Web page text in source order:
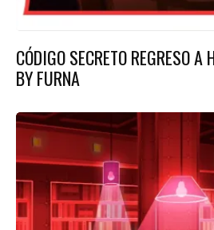
CÓDIGO SECRETO REGRESO A
BY FURNA